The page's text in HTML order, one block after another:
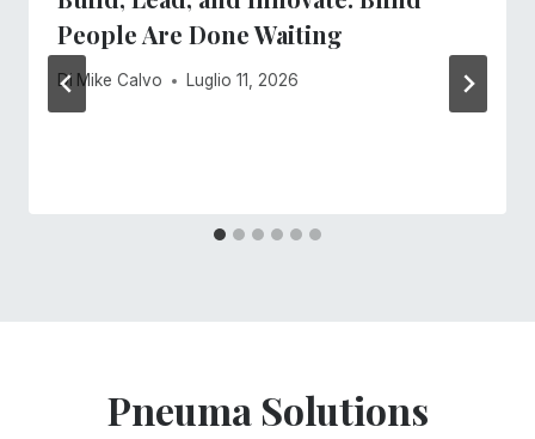
People Are Done Waiting
Di Mike Calvo Luglio 11, 2026
Pneuma Solutions